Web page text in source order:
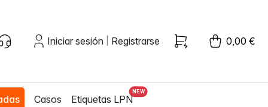
Iniciar sesión Registrarse 0,00 €
Casos Etiquetas LPN